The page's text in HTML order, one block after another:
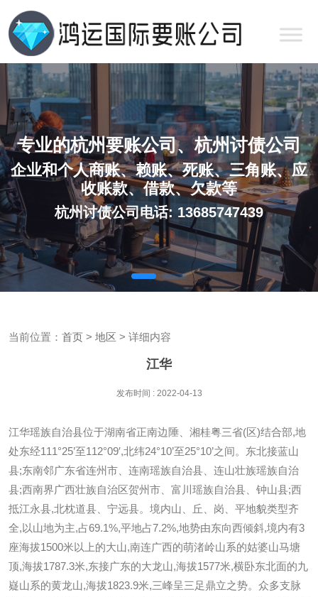
专业的杭州要账公司、杭州讨债公司
企业和个人商账、赖账、死账、三角账、应
收账款、借款、欠款等
杭州讨债公司电话: 13685747439
当前位置： 首页 > 地区 > 详细内容
江华
发布时间 : 2022-04-13
江华瑶族自治县位于湖南省正南边陲、湘桂粤三省(区)结合部,地
处东经111°25’至112°09′,北纬24°10’至25°10’之间。东北接蓝山
县;东南邻广东省连州市、连南瑶族自治县、连山壮族瑶族自治
县;西南界广西壮族自治区贺州市、富川瑶族自治县、钟山县;西
抵江永县,北枕道县、宁远县。境内山、丘、岗、平地貌类型齐
全,以山地为主,占69.1%,平地占7.2%,地势由东向西倾斜,境内有3
座海拔1500米以上的大山,南连广西的萌渚岭山系的姑婆山马塘
顶,海拔1787.3米,东接广东的大龙山,海拔1577米,横卧东北面的九
嶷山系的黄龙山,海拔1823.9米,三峰呈三足鼎立之势。众多支脉